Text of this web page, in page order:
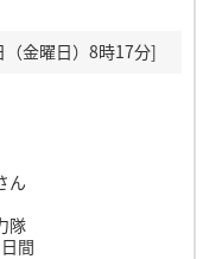
金曜日）8時17分]
ん
隊
間